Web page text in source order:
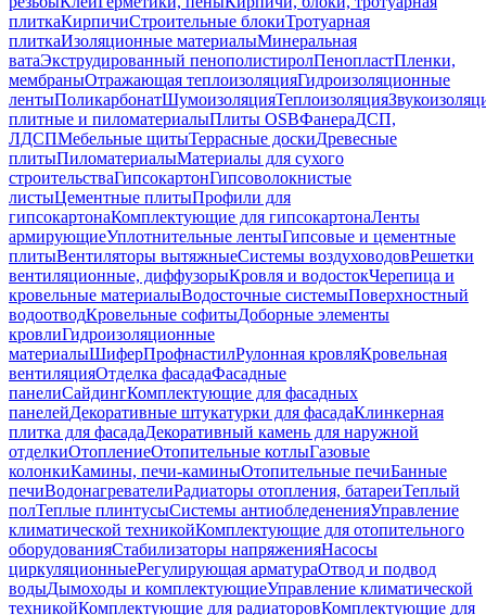
плиткаКирпичиСтроительные блокиТротуарная
плиткаИзоляционные материалыМинеральная
ватаЭкструдированный пенополистиролПенопластПленки,
мембраныОтражающая теплоизоляцияГидроизоляционные
лентыПоликарбонатШумоизоляцияТеплоизоляция
плитные и пиломатериалыПлиты OSBФанераДСП,
ЛДСПМебельные щитыТеррасные доскиДревесные
плитыПиломатериалыМатериалы для сухого
строительстваГипсокартонГипсоволокнистые
листыЦементные плитыПрофили для
гипсокартонаКомплектующие для гипсокартонаЛенты
армирующиеУплотнительные лентыГипсовые и цементные
плитыВентиляторы вытяжныеСистемы воздуховодовРешетки
вентиляционные, диффузорыКровля и водостокЧерепица и
кровельные материалыВодосточные системыПоверхностный
водоотводКровельные софитыДоборные элементы
кровлиГидроизоляционные
материалыШиферПрофнастилРулонная кровляКровельная
вентиляцияОтделка фасадаФасадные
панелиСайдингКомплектующие для фасадных
панелейДекоративные штукатурки для фасадаКлинкерная
плитка для фасадаДекоративный камень для наружной
отделкиОтоплениеОтопительные котлыГазовые
колонкиКамины, печи-каминыОтопительные печиБанные
печиВодонагревателиРадиаторы отопления, батареиТеплый
полТеплые плинтусыСистемы антиобледененияУправление
климатической техникойКомплектующие для отопительного
оборудованияСтабилизаторы напряженияНасосы
циркуляционныеРегулирующая арматураОтвод и подвод
водыДымоходы и комплектующиеУправление климатической
техникойКомплектующие для радиаторовКомплектующие для